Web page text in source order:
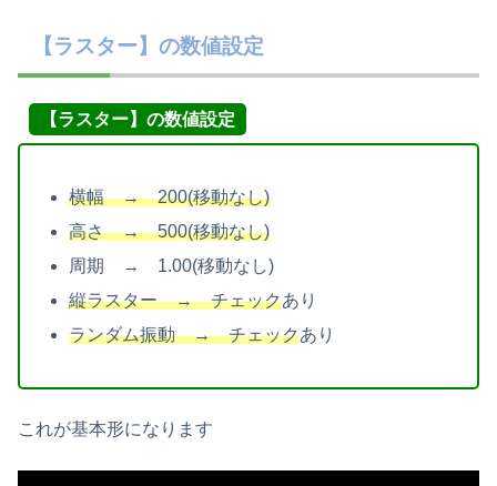
【ラスター】の数値設定
【ラスター】の数値設定
横幅 → 200(移動なし)
高さ → 500(移動なし)
周期 → 1.00(移動なし)
縦ラスター → チェックあり
ランダム振動 → チェックあり
これが基本形になります